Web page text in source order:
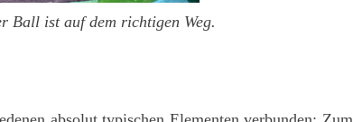
Ball ist auf dem richtigen Weg.